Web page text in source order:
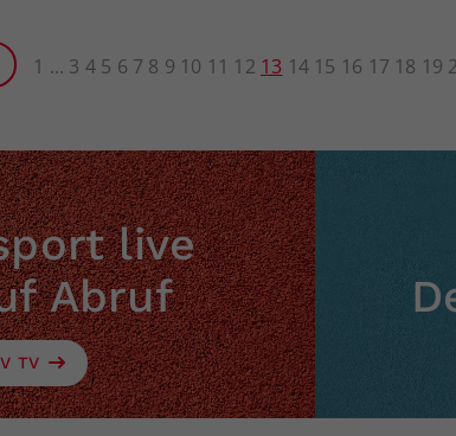
1 3 4 5 6 7 8 9 10 11 12 13 14 15 16 17 18 19
live
Abruf
TV